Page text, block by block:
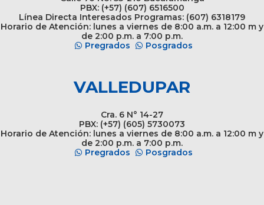
PBX: (+57) (607) 6516500
Línea Directa Interesados Programas: (607) 6318179
Horario de Atención: lunes a viernes de 8:00 a.m. a 12:00 m y
de 2:00 p.m. a 7:00 p.m.
Pregrados
Posgrados
VALLEDUPAR
Cra. 6 N° 14-27
PBX: (+57) (605) 5730073
Horario de Atención: lunes a viernes de 8:00 a.m. a 12:00 m y
de 2:00 p.m. a 7:00 p.m.
Pregrados
Posgrados